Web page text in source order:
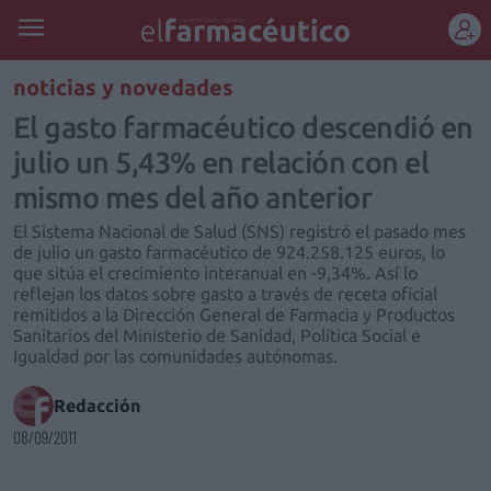
REGÍSTRATE
noticias y novedades
El gasto farmacéutico descendió en
julio un 5,43% en relación con el
mismo mes del año anterior
El Sistema Nacional de Salud (SNS) registró el pasado mes
de julio un gasto farmacéutico de 924.258.125 euros, lo
que sitúa el crecimiento interanual en -9,34%. Así lo
reflejan los datos sobre gasto a través de receta oficial
remitidos a la Dirección General de Farmacia y Productos
Sanitarios del Ministerio de Sanidad, Política Social e
Igualdad por las comunidades autónomas.
Redacción
08/09/2011